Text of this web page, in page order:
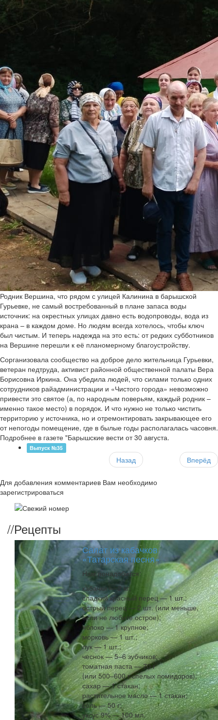
Родник Вершина, что рядом с улицей Калинина в барышской
Гурьевке, не самый востребованный в плане запаса воды
источник: на окрестных улицах давно есть водопроводы, вода из
крана – в каждом доме. Но людям всегда хотелось, чтобы ключ
был чистым. И теперь надежда на это есть: от редких субботников
на Вершине перешли к её планомерному благоустройству.
Сорганизовала сообщество на доброе дело жительница Гурьевки,
ветеран педтруда, активист районной общественной палаты Вера
Борисовна Иркина. Она убедила людей, что силами только одних
сотрудников райадминистрации и «Чистого города» невозможно
привести это святое (а, по народным поверьям, каждый родник –
именно такое место) в порядок. И что нужно не только чистить
территорию у источника, но и отремонтировать закрывающее его
от непогоды помещение, где в былые годы располагалась часовня.
Подробнее в газете "Барышские вести от 30 августа.
Выпуск №35
Назад Вперёд
Для добавления комментариев Вам необходимо
зарегистрироваться
//Рецепты
Салат из кабачков
«Татарская песня»
Нам понадобится:
кабачки — 2 кг;
сладкий красный перец — 1 шт.;
острый перец — 2 шт. (или меньше,
если не любите острое);
яблоко — 1 крупное;
морковь — 1 шт.;
лук — 1 шт.;
чеснок — 5–6 зубчиков;
томатная паста — 70 г
(или 500–600 г спелых помидоров);
сахар — 1 стакан;
растительное масло — 1 стакан;
соль — 50 г;
уксус 9% — 100 мл.